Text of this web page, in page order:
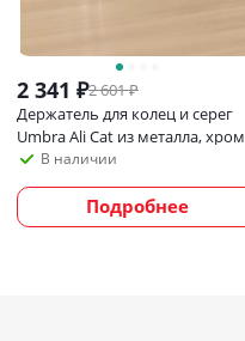
2 341 ₽2 601₽
Держатель для колец и серег
Umbra Ali Cat из металла, хром
В наличии
Подробнее